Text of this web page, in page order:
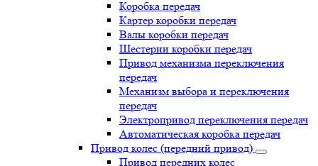
Коробка передач
Картер коробки передач
Валы коробки передач
Шестерни коробки передач
Привод механизма переключения
передач
Механизм выбора и переключения
передач
Электропривод переключения передач
Автоматическая коробка передач
Привод колес (передний привод)
Привод передних колес